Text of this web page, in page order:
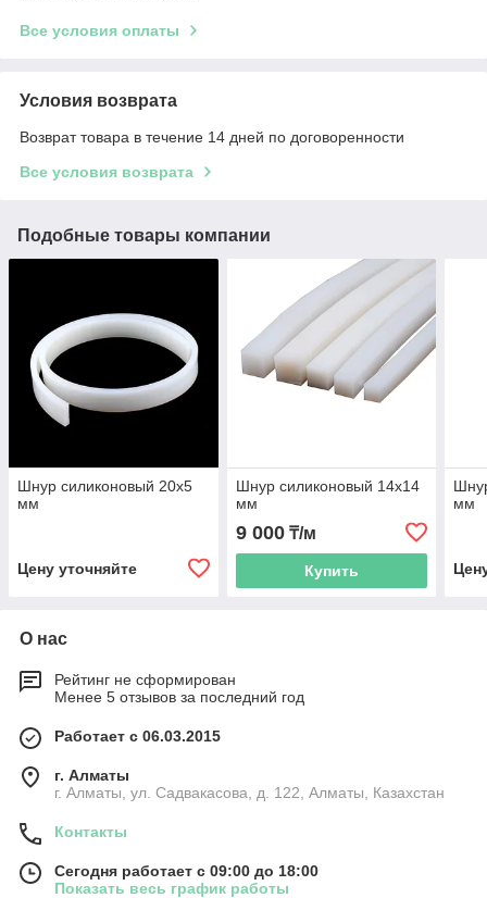
Все условия оплаты
Условия возврата
Возврат товара в течение 14 дней по договоренности
Все условия возврата
Подобные товары компании
Шнур силиконовый 20x5
мм
Цену уточняйте
Шнур силиконовый 14x14
мм
9 000₸/м
Купить
мм
О нас
Рейтинг не сформирован
Менее 5 отзывов за последний год
Работает с 06.03.2015
г. Алматы
г. Алматы, ул. Садвакасова, д. 122, Алматы, Казахстан
Контакты
Сегодня работает с 09:00 до 18:00
Показать весь график работы